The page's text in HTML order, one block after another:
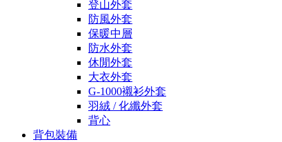
登山外套
防風外套
保暖中層
防水外套
休閒外套
大衣外套
G-1000襯衫外套
羽絨 / 化纖外套
背心
背包裝備